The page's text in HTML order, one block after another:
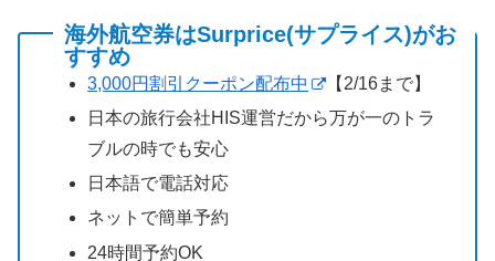
海外航空券はSurprice(サプライス)がお
すすめ
3,000円割引クーポン配布中
【2/16まで】
日本の旅行会社HIS運営だから万が一のトラ
ブルの時でも安心
日本語で電話対応
ネットで簡単予約
24時間予約OK